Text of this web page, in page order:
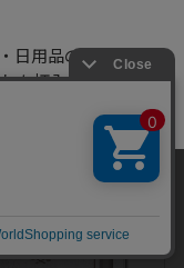
Cookieの使用に同意いた
日用品のギフトボッ
な柄入りの洋品箱は
。かぶせ式の蓋を開
ご用意しました。